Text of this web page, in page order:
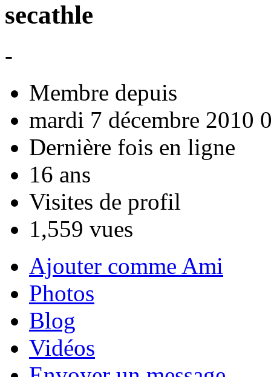
secathle
-
Membre depuis
mardi 7 décembre 2010
Dernière fois en ligne
16 ans
Visites de profil
1,559 vues
Ajouter comme Ami
Photos
Blog
Vidéos